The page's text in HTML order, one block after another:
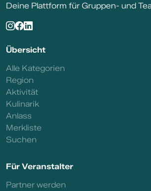
Deine Plattform für Gruppen- und
Übersicht
Alle Kategorien
Region
Aktivität
Kulinarik
Anlass
Merkliste
Suchen
Für Veranstalter
Partner werden